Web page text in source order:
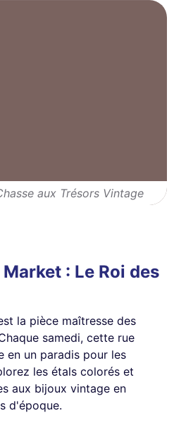
aux Trésors Vintage
: Le Roi des
la pièce maîtresse des
samedi, cette rue
en un paradis pour les
les étals colorés et
aux bijoux vintage en
d'époque.